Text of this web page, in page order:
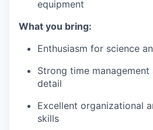
equipment
What you bring:
Enthusiasm for science
Strong time
detail
Excellent organizational
skills